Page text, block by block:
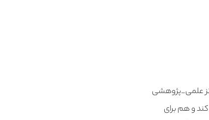
علمی_پژوهشی
و هم برای